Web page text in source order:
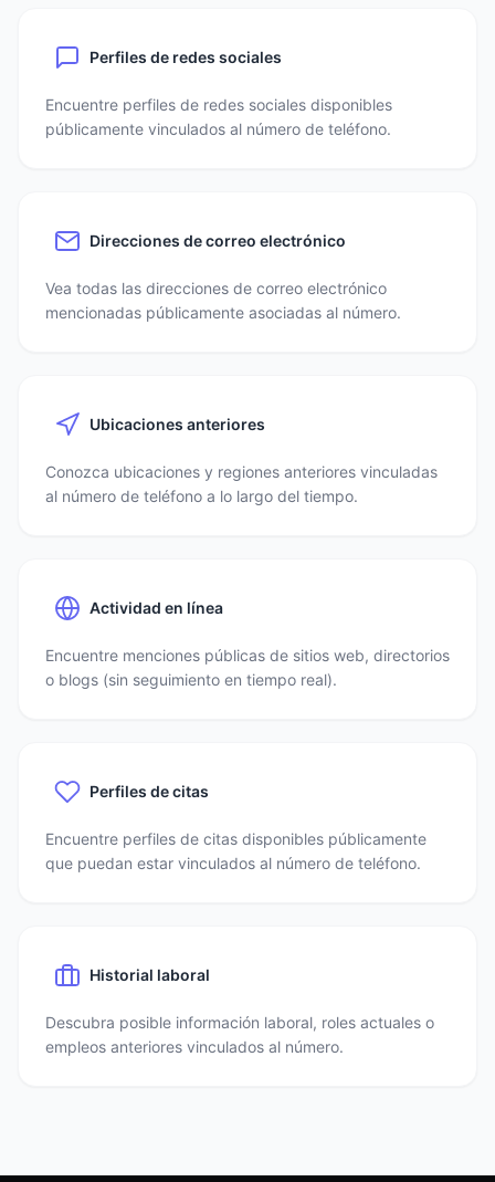
Perfiles de redes sociales
Encuentre perfiles de redes sociales disponibles
públicamente vinculados al número de teléfono.
Direcciones de correo electrónico
Vea todas las direcciones de correo electrónico
mencionadas públicamente asociadas al número.
Ubicaciones anteriores
Conozca ubicaciones y regiones anteriores vinculadas
al número de teléfono a lo largo del tiempo.
Actividad en línea
Encuentre menciones públicas de sitios web, directorios
o blogs (sin seguimiento en tiempo real).
Perfiles de citas
Encuentre perfiles de citas disponibles públicamente
que puedan estar vinculados al número de teléfono.
Historial laboral
Descubra posible información laboral, roles actuales o
empleos anteriores vinculados al número.